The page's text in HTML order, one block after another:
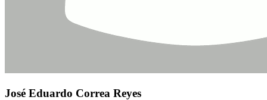
José Eduardo Correa Reyes